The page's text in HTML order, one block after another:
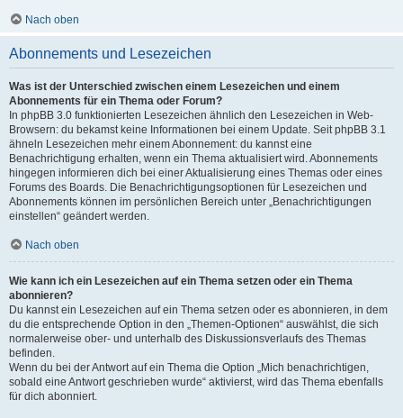
Nach oben
Abonnements und Lesezeichen
Was ist der Unterschied zwischen einem Lesezeichen und einem
Abonnements für ein Thema oder Forum?
In phpBB 3.0 funktionierten Lesezeichen ähnlich den Lesezeichen in Web-
Browsern: du bekamst keine Informationen bei einem Update. Seit phpBB 3.1
ähneln Lesezeichen mehr einem Abonnement: du kannst eine
Benachrichtigung erhalten, wenn ein Thema aktualisiert wird. Abonnements
hingegen informieren dich bei einer Aktualisierung eines Themas oder eines
Forums des Boards. Die Benachrichtigungsoptionen für Lesezeichen und
Abonnements können im persönlichen Bereich unter „Benachrichtigungen
einstellen“ geändert werden.
Nach oben
Wie kann ich ein Lesezeichen auf ein Thema setzen oder ein Thema
abonnieren?
Du kannst ein Lesezeichen auf ein Thema setzen oder es abonnieren, in dem
du die entsprechende Option in den „Themen-Optionen“ auswählst, die sich
normalerweise ober- und unterhalb des Diskussionsverlaufs des Themas
befinden.
Wenn du bei der Antwort auf ein Thema die Option „Mich benachrichtigen,
sobald eine Antwort geschrieben wurde“ aktivierst, wird das Thema ebenfalls
für dich abonniert.